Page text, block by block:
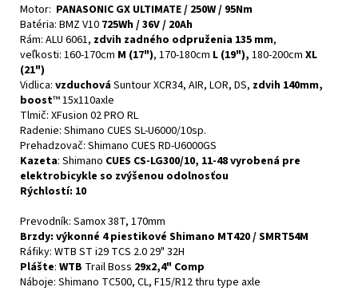
Motor: PANASONIC GX ULTIMATE / 250W / 95Nm
Batéria: BMZ V10 725Wh / 36V / 20Ah
Rám: ALU 6061, zdvih zadného odpruženia 135 mm,
veľkosti: 160-170cm M (17"), 170-180cm L (19"), 180-200cm XL
(21")
Vidlica: vzduchováSuntour XCR34, AIR, LOR, DS, zdvih 140mm,
boost™ 15x110axle
Tlmič: XFusion 02 PRO RL
Radenie: Shimano CUES SL-U6000/10sp.
Prehadzovač: Shimano CUES RD-U6000GS
Kazeta: Shimano CUES CS-LG300/10, 11-48vyrobená pre
elektrobicykle so zvýšenou odolnosťou
Rýchlostí: 10
Prevodník: Samox 38T, 170mm
Brzdy: výkonné 4 piestikové Shimano MT420 / SMRT54M
Ráfiky: WTB ST i29 TCS 2.0 29" 32H
Plášte: WTB Trail Boss 29x2,4" Comp
Náboje: Shimano TC500, CL, F15/R12 thru type axle